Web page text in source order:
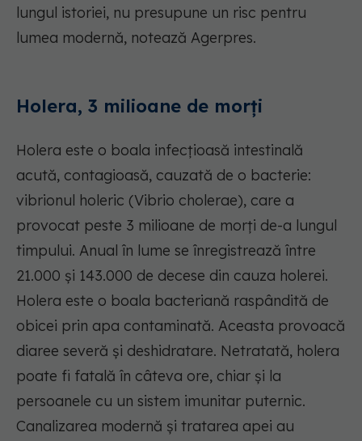
lungul istoriei, nu presupune un risc pentru
lumea modernă, notează Agerpres.
Holera, 3 milioane de morți
Holera este o boala infecțioasă intestinală
acută, contagioasă, cauzată de o bacterie:
vibrionul holeric (Vibrio cholerae), care a
provocat peste 3 milioane de morți de-a lungul
timpului. Anual în lume se înregistrează între
21.000 și 143.000 de decese din cauza holerei.
Holera este o boala bacteriană raspândită de
obicei prin apa contaminată. Aceasta provoacă
diaree severă și deshidratare. Netratată, holera
poate fi fatală în câteva ore, chiar și la
persoanele cu un sistem imunitar puternic.
Canalizarea modernă și tratarea apei au